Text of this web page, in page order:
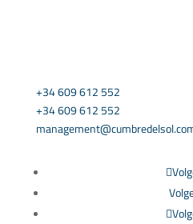
+34 609 612 552
+34 609 612 552